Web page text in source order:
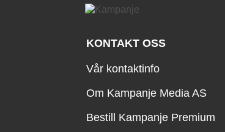
KONTAKT OSS
Vår kontaktinfo
Om Kampanje Media AS
Bestill Kampanje Premium